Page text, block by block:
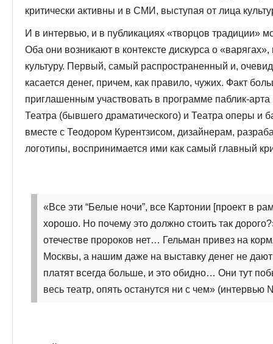
критически активны и в СМИ, выступая от лица
И в интервью, и в публикациях «творцов традиции»
Оба они возникают в контексте дискурса о
культуру. Первый, самый распространенный и,
касается денег, причем, как правило, чужих. Факт
приглашенным участвовать в программе паблик-
Театра (бывшего драматического) и Театра оперы и
вместе с Теодором Курентзисом, дизайнерам,
логотипы, воспринимается ими как самый главный
«Все эти “Белые ночи”, все Картонии [проект в
хорошо. Но почему это должно стоить так
отечестве пророков нет… Гельман привез на
Москвы, а нашим даже на выставку денег не
платят всегда больше, и это обидно… Они тут
весь театр, опять останутся ни с чем» (интервью